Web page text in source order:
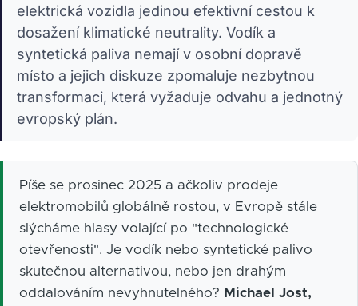
elektrická vozidla jedinou efektivní cestou k
dosažení klimatické neutrality. Vodík a
syntetická paliva nemají v osobní dopravě
místo a jejich diskuze zpomaluje nezbytnou
transformaci, která vyžaduje odvahu a jednotný
evropský plán.
Píše se prosinec 2025 a ačkoliv prodeje
elektromobilů globálně rostou, v Evropě stále
slýcháme hlasy volající po "technologické
otevřenosti". Je vodík nebo syntetické palivo
skutečnou alternativou, nebo jen drahým
oddalováním nevyhnutelného? Michael Jost,